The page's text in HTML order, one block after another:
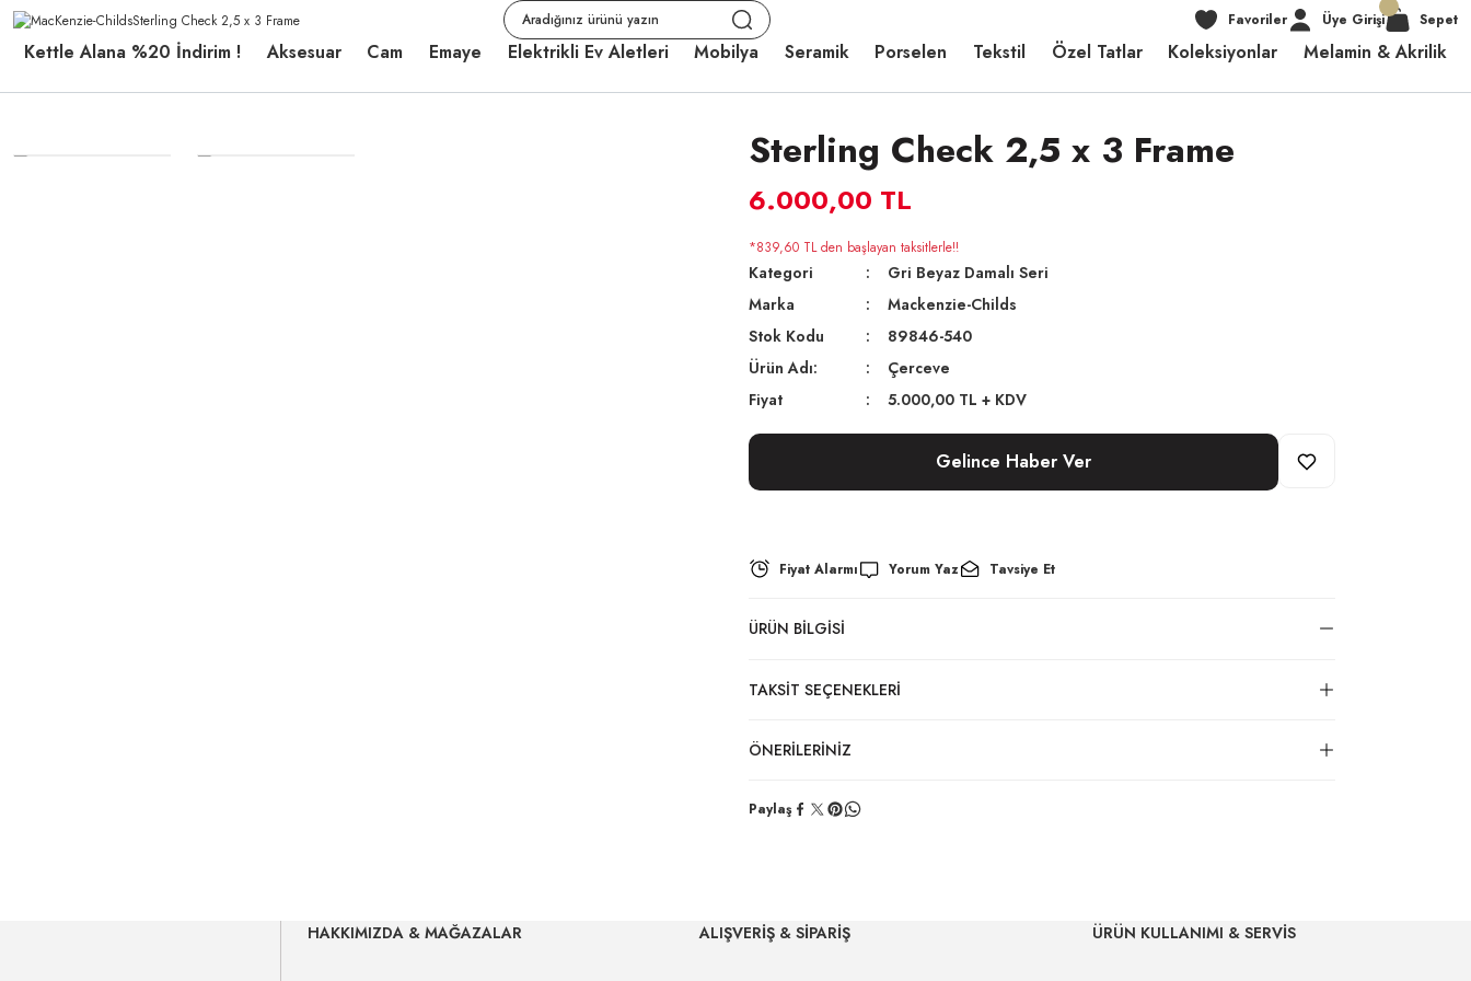
Favoriler Üye Girişi Sepet
Kettle Alana %20 İndirim ! Aksesuar Cam Emaye Elektrikli Ev Aletleri Mobilya Seramik Porselen Tekstil Özel Tatlar Koleksiyonlar Melamin & Akrilik
Sterling Check 2,5 x 3 Frame
6.000,00 TL
*839,60 TL den başlayan taksitlerle!!
Kategori
Gri Beyaz Damalı Seri
Marka
Mackenzie-Childs
Stok Kodu
89846-540
Ürün Adı:
Çerceve
Fiyat
5.000,00 TL + KDV
Gelince Haber Ver
Fiyat Alarmı Yorum Yaz Tavsiye Et
ÜRÜN BILGISI
TAKSIT SEÇENEKLERI
ÖNERILERINIZ
Paylaş
HAKKIMIZDA & MAĞAZALAR ALIŞVERİŞ & SİPARİŞ ÜRÜN KULLANIMI & SERVİS